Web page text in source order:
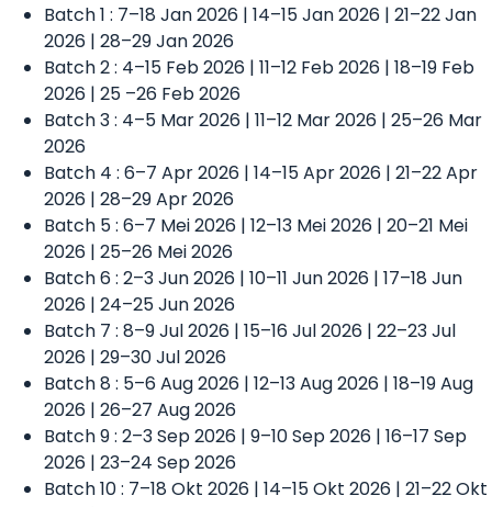
Batch 1 : 7–18 Jan 2026 | 14–15 Jan 2026 | 21–22 Jan
2026 | 28–29 Jan 2026
Batch 2 : 4–15 Feb 2026 | 11–12 Feb 2026 | 18–19 Feb
2026 | 25 –26 Feb 2026
Batch 3 : 4–5 Mar 2026 | 11–12 Mar 2026 | 25–26 Mar
2026
Batch 4 : 6–7 Apr 2026 | 14–15 Apr 2026 | 21–22 Apr
2026 | 28–29 Apr 2026
Batch 5 : 6–7 Mei 2026 | 12–13 Mei 2026 | 20–21 Mei
2026 | 25–26 Mei 2026
Batch 6 : 2–3 Jun 2026 | 10–11 Jun 2026 | 17–18 Jun
2026 | 24–25 Jun 2026
Batch 7 : 8–9 Jul 2026 | 15–16 Jul 2026 | 22–23 Jul
2026 | 29–30 Jul 2026
Batch 8 : 5–6 Aug 2026 | 12–13 Aug 2026 | 18–19 Aug
2026 | 26–27 Aug 2026
Batch 9 : 2–3 Sep 2026 | 9–10 Sep 2026 | 16–17 Sep
2026 | 23–24 Sep 2026
Batch 10 : 7–18 Okt 2026 | 14–15 Okt 2026 | 21–22 Okt